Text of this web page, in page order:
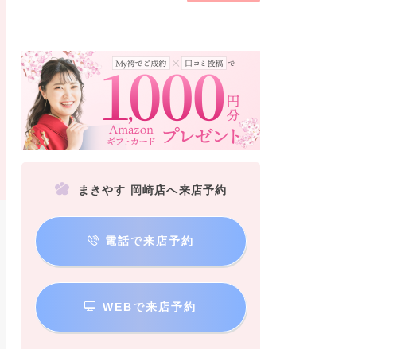
まきやす 岡崎店へ来店予約
電話で来店予約
WEBで来店予約